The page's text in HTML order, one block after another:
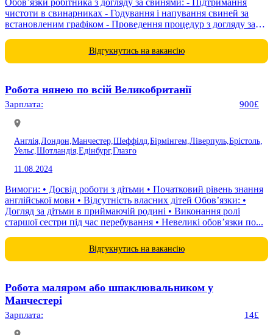
Обов’язки робітника з догляду за свинями: - Підтримання
чистоти в свинарниках - Годування і напування свиней за
встановленим графіком - Проведення процедур з догляду за
Відгукнутись на вакансію
Робота нянею по всій Великобританії
Зарплата: 900£
Англія, Лондон, Манчестер, Шеффілд, Бірмінгем, Ліверпуль, Брістоль,
Уельс, Шотландія, Едінбург,Глазго
11.08.2024
Вимоги: • Досвід роботи з дітьми • Початковий рівень знання
англійської мови • Відсутність власних дітей Обов’язки: •
Догляд за дітьми в приймаючій родині • Виконання ролі
старшої сестри під час перебування • Невеликі обов’язки по...
Відгукнутись на вакансію
Робота маляром або шпаклювальником у
Манчестері
Зарплата: 14£